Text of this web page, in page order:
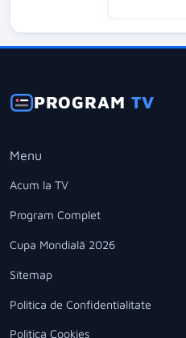
PROGRAMTV
Menu
Acum la TV
Program Complet
Cupa Mondială 2026
Sitemap
Politica de Confidentialitate
Politica Cookies